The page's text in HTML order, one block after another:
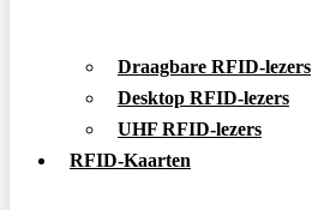
Draagbare RFID-lezers
Desktop RFID-lezers
UHF RFID-lezers
RFID-Kaarten